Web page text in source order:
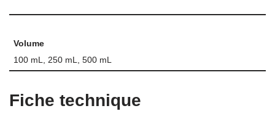
Volume
100 mL, 250 mL, 500 mL
Fiche technique